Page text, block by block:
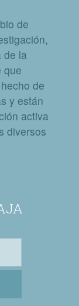
de
de la
que
de
y están
activa
diversos